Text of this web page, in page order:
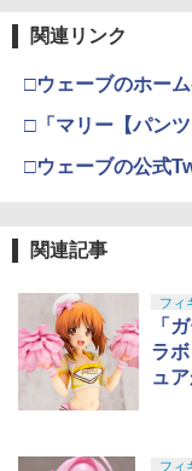
関連リンク
□ウェーブのホー
□「マリー【パン
□ウェーブの公式
関連記事
フィ
「
ラ
ュ
フィ